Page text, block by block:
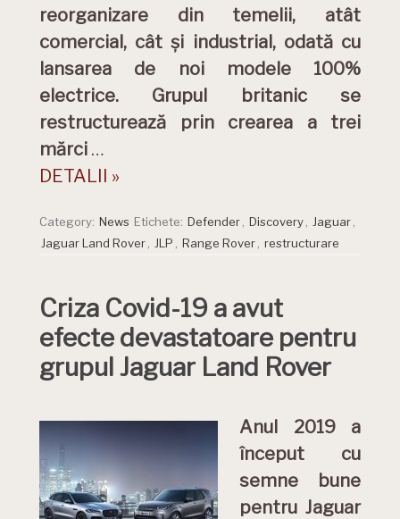
reorganizare din temelii, atât
comercial, cât și industrial, odată cu
lansarea de noi modele 100%
electrice. Grupul britanic se
restructurează prin crearea a trei
mărci …
DETALII »
Category: News Etichete: Defender Discovery Jaguar
Jaguar Land Rover
JLP Range Rover restructurare
Criza Covid-19 a avut
efecte devastatoare pentru
grupul Jaguar Land Rover
Anul 2019 a
început cu
semne bune
pentru Jaguar